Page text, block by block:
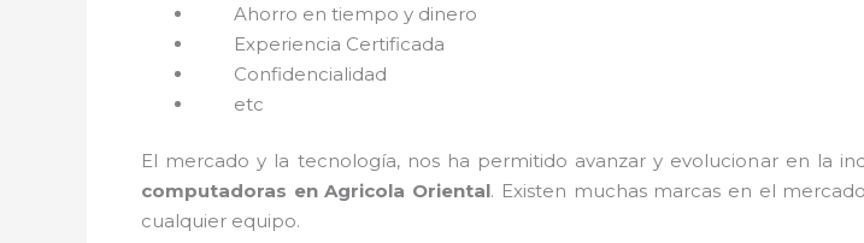
Ahorro en tiempo y dinero
Experiencia Certificada
Confidencialidad
etc
El mercado y la tecnología, nos ha permitido avanzar y evolucionar en la
computadoras en Agricola Oriental. Existen muchas marcas en el
cualquier equipo.